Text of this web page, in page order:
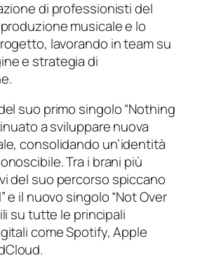
di professionisti del
musicale e lo
lavorando in team su
e strategia di
suo primo singolo “Nothing
a sviluppare nuova
consolidando un’identità
Tra i brani più
del suo percorso spiccano
e il nuovo singolo “Not Over
su tutte le principali
come Spotify, Apple